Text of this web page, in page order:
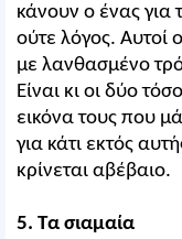
κάνουν ο ένας για
ούτε λόγος. Αυτοί
με λανθασμένο
Είναι κι οι δύο
εικόνα τους που
για κάτι εκτός
κρίνεται αβέβαιο.
5. Τα σιαμαία